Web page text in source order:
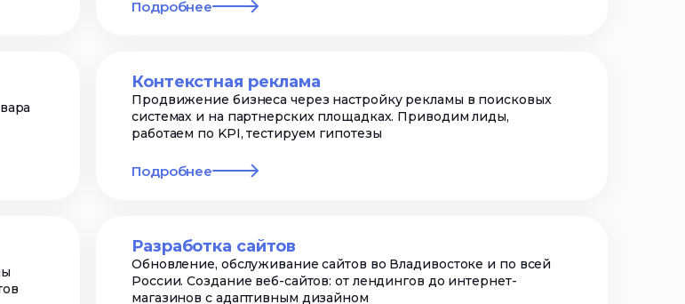
Подробнее
Контекстная реклама
Продвижение бизнеса через настройку рекламы в поисковых
системах и на партнерских площадках. Приводим лиды,
работаем по KPI, тестируем гипотезы
Подробнее
Разработка сайтов
Обновление, обслуживание сайтов во Владивостоке и по всей
России. Создание веб-сайтов: от лендингов до интернет-
магазинов с адаптивным дизайном